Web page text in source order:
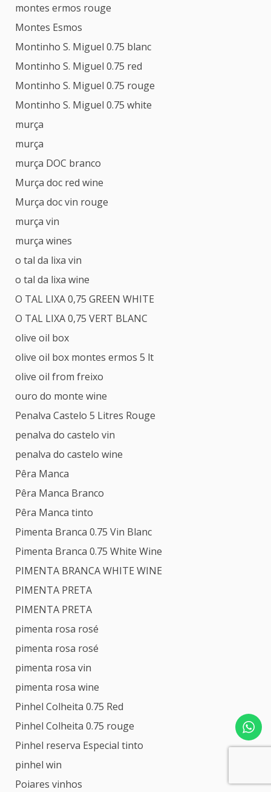
montes ermos rouge
Montes Esmos
Montinho S. Miguel 0.75 blanc
Montinho S. Miguel 0.75 red
Montinho S. Miguel 0.75 rouge
Montinho S. Miguel 0.75 white
murça
murça
murça DOC branco
Murça doc red wine
Murça doc vin rouge
murça vin
murça wines
o tal da lixa vin
o tal da lixa wine
O TAL LIXA 0,75 GREEN WHITE
O TAL LIXA 0,75 VERT BLANC
olive oil box
olive oil box montes ermos 5 lt
olive oil from freixo
ouro do monte wine
Penalva Castelo 5 Litres Rouge
penalva do castelo vin
penalva do castelo wine
Pêra Manca
Pêra Manca Branco
Pêra Manca tinto
Pimenta Branca 0.75 Vin Blanc
Pimenta Branca 0.75 White Wine
PIMENTA BRANCA WHITE WINE
PIMENTA PRETA
PIMENTA PRETA
pimenta rosa rosé
pimenta rosa rosé
pimenta rosa vin
pimenta rosa wine
Pinhel Colheita 0.75 Red
Pinhel Colheita 0.75 rouge
Pinhel reserva Especial tinto
pinhel win
Poiares vinhos